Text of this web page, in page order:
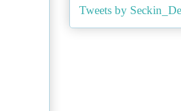
Tweets by